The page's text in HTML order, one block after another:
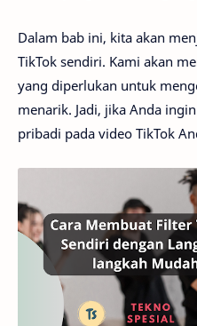
Dalam bab ini, kita akan
TikTok sendiri. Kami akan
yang diperlukan untuk
menarik. Jadi, jika Anda
pribadi pada video TikTok